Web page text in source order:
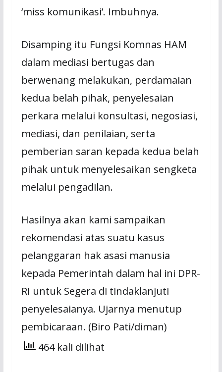
‘miss komunikasi’. Imbuhnya.
Disamping itu Fungsi Komnas HAM
dalam mediasi bertugas dan
berwenang melakukan, perdamaian
kedua belah pihak, penyelesaian
perkara melalui konsultasi, negosiasi,
mediasi, dan penilaian, serta
pemberian saran kepada kedua belah
pihak untuk menyelesaikan sengketa
melalui pengadilan.
Hasilnya akan kami sampaikan
rekomendasi atas suatu kasus
pelanggaran hak asasi manusia
kepada Pemerintah dalam hal ini DPR-
RI untuk Segera di tindaklanjuti
penyelesaianya. Ujarnya menutup
pembicaraan. (Biro Pati/diman)
464 kali dilihat